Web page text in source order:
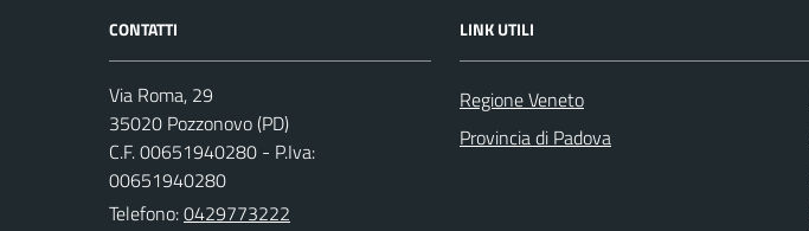
CONTATTI
Via Roma, 29
35020 Pozzonovo (PD)
C.F. 00651940280 - P.Iva:
00651940280
Telefono:0429773222
LINK UTILI
Regione Veneto
Provincia di Padova